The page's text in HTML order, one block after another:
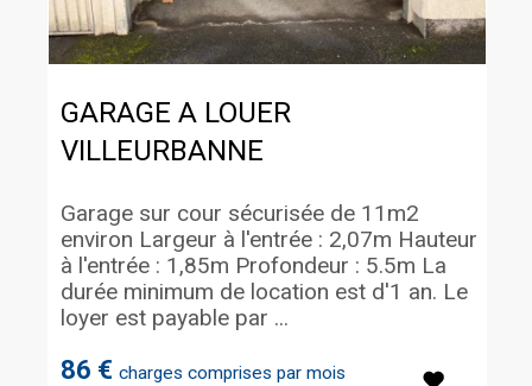
GARAGE A LOUER
VILLEURBANNE
86 € charges comprises par mois
Garage sur cour sécurisée de 11m2
environ Largeur à l'entrée : 2,07m Hauteur
à l'entrée : 1,85m Profondeur : 5.5m La
durée minimum de location est d'1 an. Le
loyer est payable par ...